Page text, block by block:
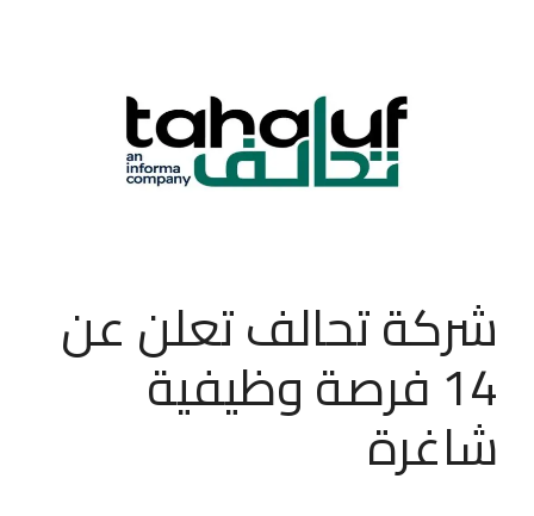
شركة تحالف تعلن عن
14 فرصة وظيفية
شاغرة